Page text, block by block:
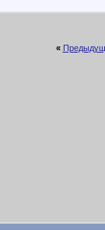
«